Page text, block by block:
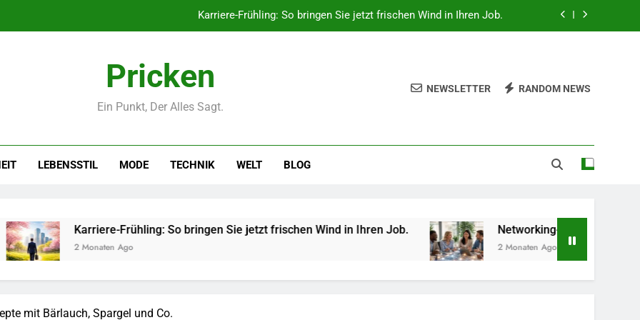
Karriere-Frühling: So bringen Sie jetzt frischen Wind in Ihren Job.
Selbstversorger-Glück: Welches Gemüse Sie jetzt pflanzen sollten.
Polnischer Hersteller von Socken – Qualität, Technologie und Design in einem
Networking-Strategien: Wie Sie beruflich wertvolle Kontakte knüpfen.
Pricken
Ein Punkt, Der Alles Sagt.
NEWSLETTER RANDOM NEWS
LEBENSSTIL MODE TECHNIK WELT BLOG
Frühling: So bringen Sie jetzt frischen Wind in Ihren Job.
Ago
Networking-Strategien: Wie Sie beruflich
2 Monaten Ago
mit Bärlauch, Spargel und Co.